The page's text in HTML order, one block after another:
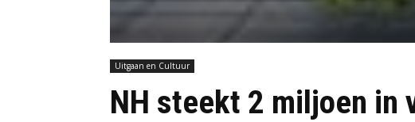
Uitgaan en Cultuur
NH steekt 2 miljoen in